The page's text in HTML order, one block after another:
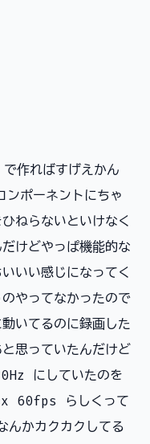
ればすげえかん
ポーネントにちゃ
ねらないといけなく
けどやっぱ機能的な
いい感じになってく
やってなかったので
いてるのに録画した
思っていたんだけど
にしていたのを
60fps らしくって
かカクカクしてる